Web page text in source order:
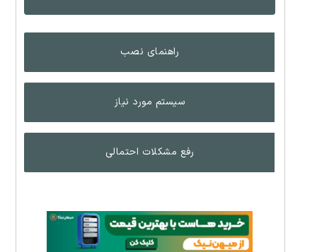
راهنمای نصب
سیستم مورد نیاز
رفع مشکلات احتمالی